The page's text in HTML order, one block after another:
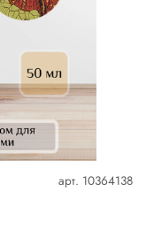
арт. 10364138